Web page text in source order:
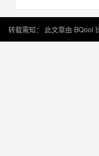
转载需知： 此文章由 BQool